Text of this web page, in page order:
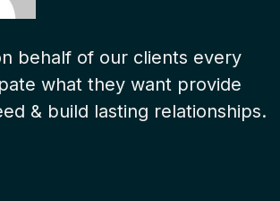
behalf of our clients every
what they want provide
& build lasting relationships.